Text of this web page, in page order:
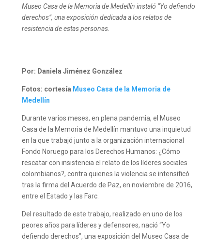
Museo Casa de la Memoria de Medellín instaló “Yo defiendo
derechos”, una exposición dedicada a los relatos de
resistencia de estas personas.
Por: Daniela Jiménez González
Fotos: cortesía Museo Casa de la Memoria de
Medellín
Durante varios meses, en plena pandemia, el Museo
Casa de la Memoria de Medellín mantuvo una inquietud
en la que trabajó junto a la organización internacional
Fondo Noruego para los Derechos Humanos: ¿Cómo
rescatar con insistencia el relato de los líderes sociales
colombianos?, contra quienes la violencia se intensificó
tras la firma del Acuerdo de Paz, en noviembre de 2016,
entre el Estado y las Farc.
Del resultado de este trabajo, realizado en uno de los
peores años para líderes y defensores, nació “Yo
defiendo derechos”, una exposición del Museo Casa de